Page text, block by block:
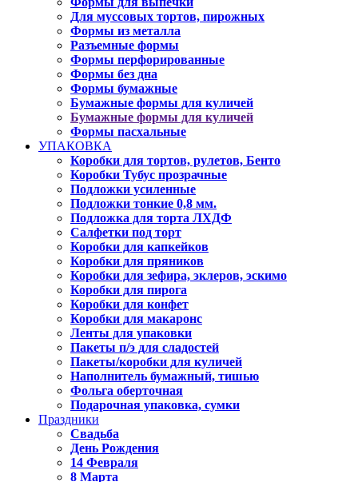
Для муссовых тортов, пирожных
Формы из металла
Разъемные формы
Формы перфорированные
Формы без дна
Формы бумажные
Бумажные формы для куличей
Бумажные формы для куличей
Формы пасхальные
УПАКОВКА
Коробки для тортов, рулетов, Бенто
Коробки Тубус прозрачные
Подложки усиленные
Подложки тонкие 0,8 мм.
Подложка для торта ЛХДФ
Салфетки под торт
Коробки для капкейков
Коробки для пряников
Коробки для зефира, эклеров, эскимо
Коробки для пирога
Коробки для конфет
Коробки для макаронс
Ленты для упаковки
Пакеты п/э для сладостей
Пакеты/коробки для куличей
Наполнитель бумажный, тишью
Фольга оберточная
Подарочная упаковка, сумки
Праздники
Свадьба
День Рождения
14 Февраля
8 Марта